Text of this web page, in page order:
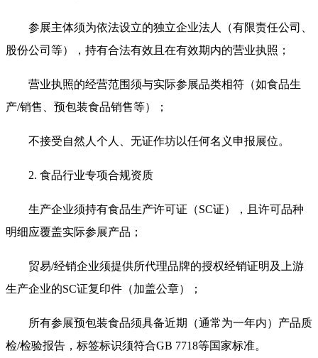
参展主体须为依法设立的独立企业法人（有限责任公司、
股份公司等），持有合法有效且在有效期内的营业执照；
营业执照的经营范围须与实际参展品类相符（如食品生
产/销售、预包装食品销售等）；
不接受自然人个人、无证作坊以任何名义申报展位。
2. 食品行业专项合规资质
生产企业须持有食品生产许可证（SC证），且许可品种
明细应覆盖实际参展产品；
贸易/经销企业须提供所代理品牌的授权经销证明及上游
生产企业的SC证复印件（加盖公章）；
所有参展预包装食品须具备近期（通常为一年内）产品质
检/检验报告，标签标识须符合GB 7718等国家标准。